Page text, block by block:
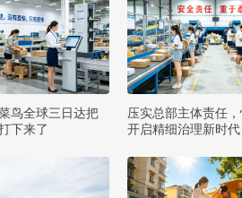
鸟全球三日达把
下来了
压实总部主体责任
开启精细治理新时代